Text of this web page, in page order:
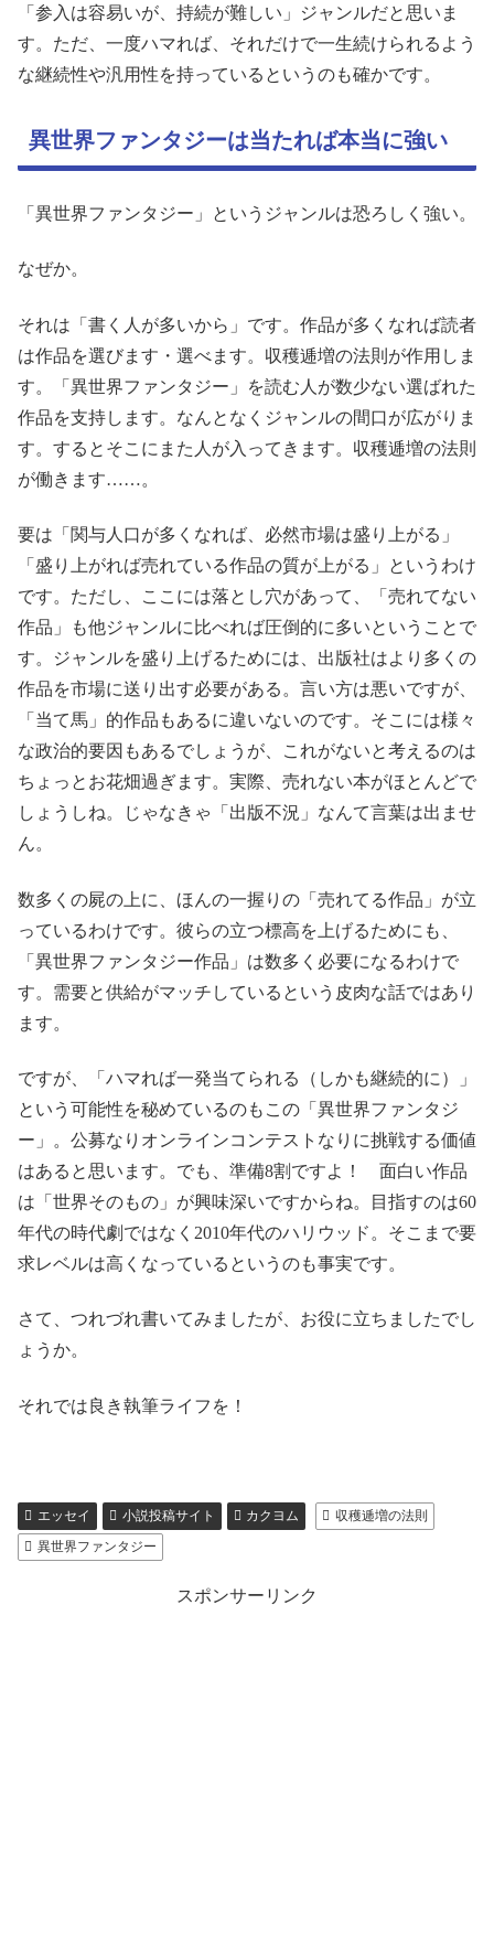
「参入は容易いが、持続が難しい」ジャンルだと思いま
す。ただ、一度ハマれば、それだけで一生続けられるよう
な継続性や汎用性を持っているというのも確かです。
異世界ファンタジーは当たれば本当に強い
「異世界ファンタジー」というジャンルは恐ろしく強い。
なぜか。
それは「書く人が多いから」です。作品が多くなれば読者
は作品を選びます・選べます。収穫逓増の法則が作用しま
す。「異世界ファンタジー」を読む人が数少ない選ばれた
作品を支持します。なんとなくジャンルの間口が広がりま
す。するとそこにまた人が入ってきます。収穫逓増の法則
が働きます……。
要は「関与人口が多くなれば、必然市場は盛り上がる」
「盛り上がれば売れている作品の質が上がる」というわけ
です。ただし、ここには落とし穴があって、「売れてない
作品」も他ジャンルに比べれば圧倒的に多いということで
す。ジャンルを盛り上げるためには、出版社はより多くの
作品を市場に送り出す必要がある。言い方は悪いですが、
「当て馬」的作品もあるに違いないのです。そこには様々
な政治的要因もあるでしょうが、これがないと考えるのは
ちょっとお花畑過ぎます。実際、売れない本がほとんどで
しょうしね。じゃなきゃ「出版不況」なんて言葉は出ませ
ん。
数多くの屍の上に、ほんの一握りの「売れてる作品」が立
っているわけです。彼らの立つ標高を上げるためにも、
「異世界ファンタジー作品」は数多く必要になるわけで
す。需要と供給がマッチしているという皮肉な話ではあり
ます。
ですが、「ハマれば一発当てられる（しかも継続的に）」
という可能性を秘めているのもこの「異世界ファンタジ
ー」。公募なりオンラインコンテストなりに挑戦する価値
はあると思います。でも、準備8割ですよ！ 面白い作品
は「世界そのもの」が興味深いですからね。目指すのは60
年代の時代劇ではなく2010年代のハリウッド。そこまで要
求レベルは高くなっているというのも事実です。
さて、つれづれ書いてみましたが、お役に立ちましたでし
ょうか。
それでは良き執筆ライフを！
エッセイ 小説投稿サイト カクヨム
収穫逓増の法則
異世界ファンタジー
スポンサーリンク